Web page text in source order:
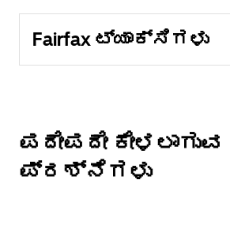
Fairfax ಟ್ಯಾಕ್ಸಿಗಳು
ಪದೇಪದೇ ಕೇಳಲಾಗುವ
ಪ್ರಶ್ನೆಗಳು